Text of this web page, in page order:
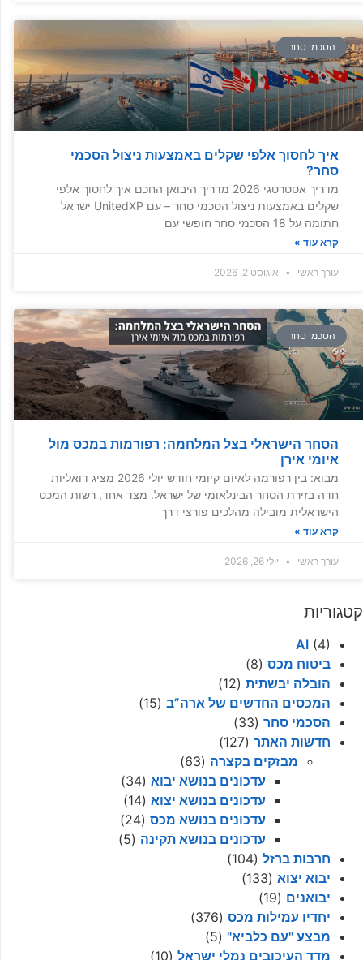
הסכמי סחר
איך לחסוך אלפי שקלים באמצעות ניצול הסכמי
סחר?
מדריך אסטרטגי 2026 מדריך היבואן החכם איך לחסוך אלפי
שקלים באמצעות ניצול הסכמי סחר – עם UnitedXP ישראל
חתומה על 18 הסכמי סחר חופשי עם
קרא עוד »
עורך ראשי אוגוסט 2, 2026
הסכמי סחר
הסחר הישראלי בצל המלחמה: רפורמות במכס מול
איומי אירן
מבוא: בין רפורמה לאיום קיומי חודש יולי 2026 מציג דואליות
חדה בזירת הסחר הבינלאומי של ישראל. מצד אחד, רשות המכס
הישראלית מובילה מהלכים פורצי דרך
קרא עוד »
עורך ראשי יולי 26, 2026
קטגוריות
AI (4)
ביטוח מכס (8)
הובלה יבשתית (12)
המכסים החדשים של ארה”ב (15)
הסכמי סחר (33)
חדשות האתר (127)
מבזקים בקצרה (63)
עדכונים בנושא יבוא (34)
עדכונים בנושא יצוא (14)
עדכונים בנושא מכס (24)
עדכונים בנושא תקינה (5)
חרבות ברזל (104)
יבוא יצוא (133)
יבואנים (19)
יחדיו עמילות מכס (376)
מבצע "עם כלביא" (5)
מדד העיכובים נמלי ישראל (10)